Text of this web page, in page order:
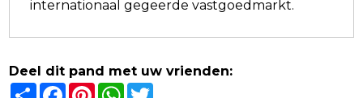
internationaal gegeerde vastgoedmarkt.
Deel dit pand met uw vrienden:
ShareFacebook
PinterestWhatsApp